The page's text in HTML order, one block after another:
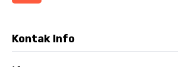
Kontak Info